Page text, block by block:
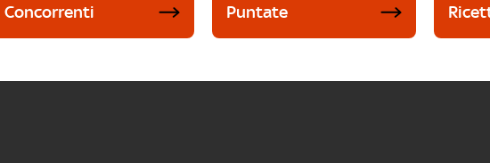
Concorrenti Puntate